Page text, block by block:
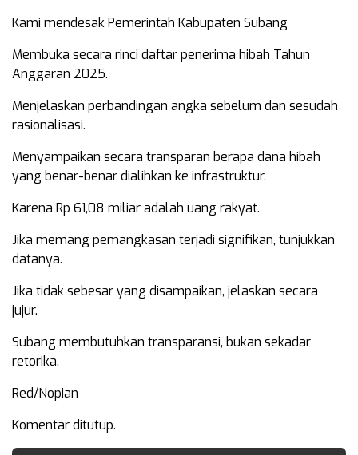
Kami mendesak Pemerintah Kabupaten Subang
Membuka secara rinci daftar penerima hibah Tahun
Anggaran 2025.
Menjelaskan perbandingan angka sebelum dan sesudah
rasionalisasi.
Menyampaikan secara transparan berapa dana hibah
yang benar-benar dialihkan ke infrastruktur.
Karena Rp 61,08 miliar adalah uang rakyat.
Jika memang pemangkasan terjadi signifikan, tunjukkan
datanya.
Jika tidak sebesar yang disampaikan, jelaskan secara
jujur.
Subang membutuhkan transparansi, bukan sekadar
retorika.
Red/Nopian
Komentar ditutup.